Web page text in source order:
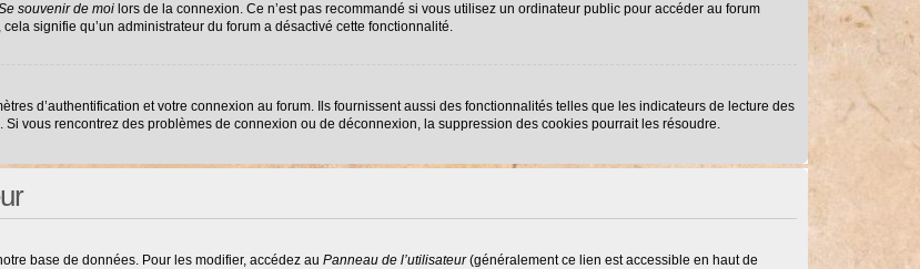
souvenir de moilors de la connexion. Ce n’est pas recommandé si vous utilisez un ordinateur public pour accéder au forum
signifie qu’un administrateur du forum a désactivé cette fonctionnalité.
d’authentification et votre connexion au forum. Ils fournissent aussi des fonctionnalités telles que les indicateurs de lecture des
vous rencontrez des problèmes de connexion ou de déconnexion, la suppression des cookies pourrait les résoudre.
base de données. Pour les modifier, accédez au Panneau de l’utilisateur(généralement ce lien est accessible en haut de